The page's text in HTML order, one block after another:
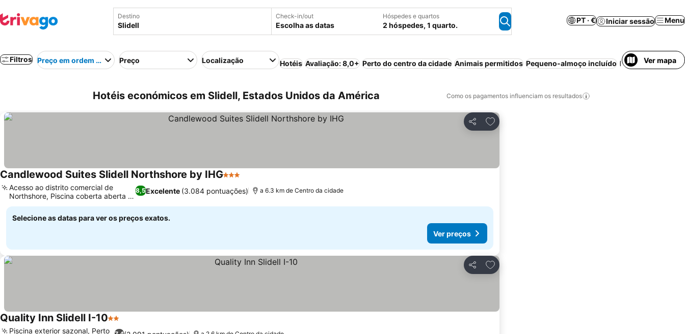
Destino Check-in/out
Escolha as datas
Hóspedes e quartos
2 hóspedes, 1 quarto.
PT · € Iniciar sessão Menu
Filtros Preço em ordem crescentePreço Localização Hotéis Avaliação: 8,0+ Perto do centro da cidade Animais permitidos Pequeno-almoço incluído PiscinaVer mapa
Hotéis económicos em Slidell, Estados Unidos da América Como os pagamentos influenciam os resultados
Partilhar
Adicionar aos favoritos
Candlewood Suites Slidell Northshore by IHG3 Estrelas
8,5Excelente (3.084 pontuações)
Acesso ao distrito comercial de
Northshore, Piscina coberta aberta o
ano todo
a 6.3 km de Centro da cidade
Selecione as datas para ver os preços exatos.
Ver preços
Partilhar
Adicionar aos favoritos
Quality Inn Slidell I-102 Estrelas
Piscina exterior sazonal, Perto